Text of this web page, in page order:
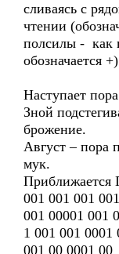
сливаясь с
чтении
полсилы - как
обозначается
Наступает
Зной
брожение.
Август – пора
мук.
Приближается
001 001 001
001 00001 001
1 001 001 0001
001 00 0001 00